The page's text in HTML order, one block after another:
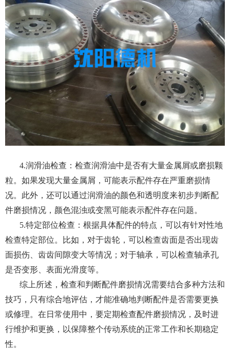
4.润滑油检查：检查润滑油中是否有大量金属屑或磨损颗
粒。如果发现大量金属屑，可能表示配件存在严重磨损情
况。此外，还可以通过润滑油的颜色和透明度来初步判断配
件磨损情况，颜色混浊或变黑可能表示配件存在问题。
5.特定部位检查：根据具体配件的特点，可以有针对性地
检查特定部位。比如，对于齿轮，可以检查齿面是否出现齿
面损伤、齿齿间隙变大等情况；对于轴承，可以检查轴承孔
是否变形、表面光滑度等。
综上所述，检查和判断配件磨损情况需要结合多种方法和
技巧，只有综合地评估，才能准确地判断配件是否需要更换
或修理。在日常使用中，要定期检查配件磨损情况，及时进
行维护和更换，以保障整个传动系统的正常工作和长期稳定
性。